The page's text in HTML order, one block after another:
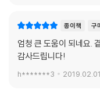
종이책 구
엄청 큰 도움이 되네요.
감사드립니다!
h*******3